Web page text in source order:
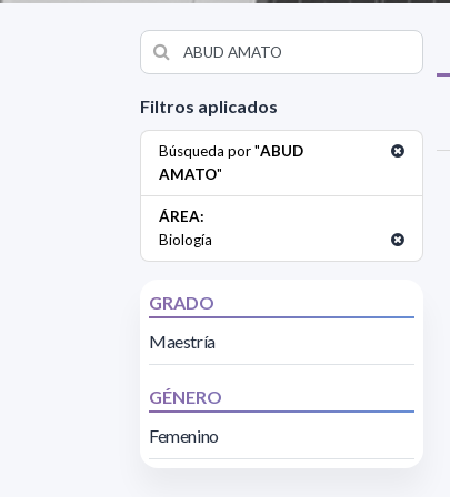
Filtros aplicados
Búsqueda por "ABUD
AMATO"
ÁREA:
Biología
GRADO
Maestría
GÉNERO
Femenino